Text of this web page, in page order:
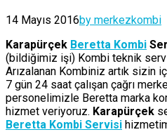
14 Mayıs 2016by merkezkombi
Karapürçek Beretta Kombi
(bildiğimiz işi) Kombi teknik
Arızalanan Kombiniz artık sizin
7 gün 24 saat çalışan çağrı
personelimizle Beretta marka
hizmet veriyoruz. Karapürçek
Beretta Kombi Servisi